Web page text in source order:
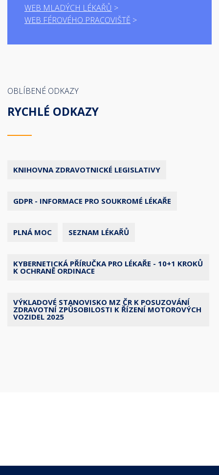
WEB MLADÝCH LÉKAŘŮ
WEB FÉROVÉHO PRACOVIŠTĚ
OBLÍBENÉ ODKAZY
RYCHLÉ ODKAZY
KNIHOVNA ZDRAVOTNICKÉ LEGISLATIVY
GDPR - INFORMACE PRO SOUKROMÉ LÉKAŘE
PLNÁ MOC SEZNAM LÉKAŘŮ
KYBERNETICKÁ PŘÍRUČKA PRO LÉKAŘE - 10+1 KROKŮ
K OCHRANĚ ORDINACE
VÝKLADOVÉ STANOVISKO MZ ČR K POSUZOVÁNÍ
ZDRAVOTNÍ ZPŮSOBILOSTI K ŘÍZENÍ MOTOROVÝCH
VOZIDEL 2025